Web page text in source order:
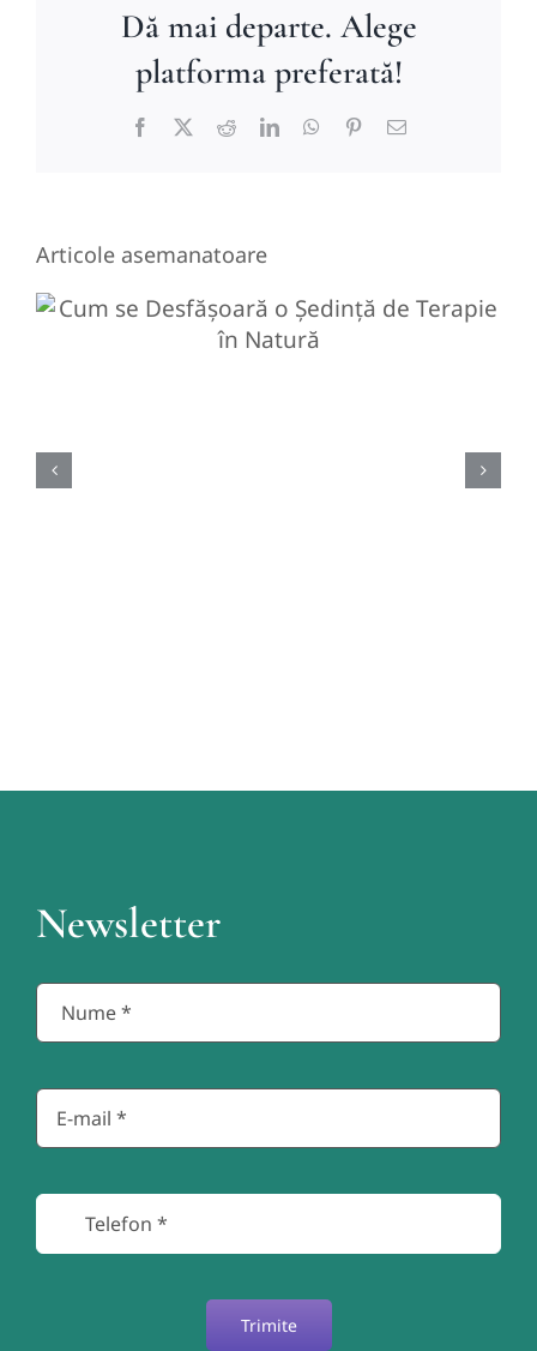
Dă mai departe. Alege
platforma preferată!
Facebook RedditLinkedInWhatsApp
Pinterest
E-
Articole asemanatoare
Cum se Desfășoară o Ședință
de Terapie în Natură
Newsletter
Trimite